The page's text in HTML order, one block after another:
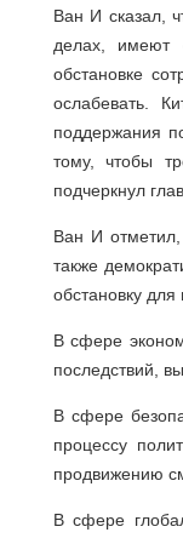
Ван И сказал,
делах, имеют
обстановке
ослабевать.
поддержания
тому, чтобы
подчеркнул
Ван И
также
обстановку
В сфере
последствий,
В сфере
процессу
продвижению
В сфере